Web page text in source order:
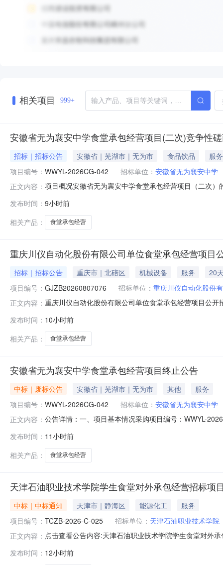
相关项目 999+
安徽省无为襄安中学食堂承包经营项目(二次)竞争性
招标｜招标公告 安徽省｜芜湖市｜无为市 食品饮品
服务
项目编号： WWYL-2026CG-042 招标单位： 安徽省无为襄安中学
正文内容： 项目概况安徽省无为襄安中学食堂承包经营项目（二次
元/年采购需求：承包人自主经营，自负盈亏，为安徽省
要求：1.满足《
发布时间： 9小时前
相关产品：
食堂承包经营
重庆川仪自动化股份有限公司单位食堂承包经营项目
招标｜招标公告 重庆市｜北碚区 机械设备 服务
20
项目编号： GJZB20260807076 招标单位： 重庆川仪自动化股份
正文内容： 重庆川仪自动化股份有限公司单位食堂承包经营项目公
况与招标范围1.项目概况：重庆川仪自动化股份有限公
围与内容：重庆川仪自动化股份
发布时间： 10小时前
相关产品：
食堂承包经营
安徽省无为襄安中学食堂承包经营项目终止公告
中标｜废标公告 安徽省｜芜湖市｜无为市 其他
服务
项目编号： WWYL-2026CG-042 招标单位： 安徽省无为襄安中学
正文内容： 公告详情：一、项目基本情况采购项目编号：WWYL-
询问，请按以下方式联系。1.采购人信息名称：安徽省
发布时间： 11小时前
相关产品：
食堂承包经营
天津石油职业技术学院学生食堂对外承包经营招标项
中标｜中标通知 天津市｜静海区 能源化工
服务
项目编号： TCZB-2026-C-025 招标单位： 天津石油职业技术学院
正文内容： 点击查看公告内容:天津石油职业技术学院学生食堂对外
发布时间： 12小时前